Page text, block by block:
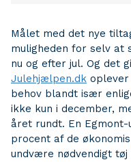
Målet med det nye
muligheden for selv at
nu og efter jul. Og det
Julehjælpen.dk oplever
behov blandt især
ikke kun i december,
året rundt. En Egmont-
procent af de
undvære nødvendigt